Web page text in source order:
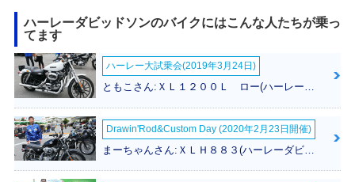
2014年 FLSTN Sof
tail Deluxe・特
別・限定仕様
2013年 FLSTN Sof
tail Deluxe・カラ
ーチェンジ
2012年 FLSTN Sof
tail Deluxe・カラ
ーチェンジ
ハーレーダビッドソンのバイクにはこんな人たちが乗っ
てます
ハーレー大試乗会(2019年3月24日)
ともこさん:ＸＬ１２００Ｌ ロー(ハーレーダビッドソン)
Drawin'Rod&Custom Day (2020年2月23日開催)